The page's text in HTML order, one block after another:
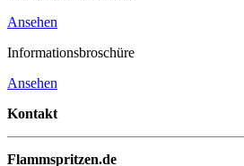
Ansehen
Informationsbroschüre
Ansehen
Kontakt
Flammspritzen.de